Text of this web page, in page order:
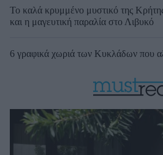
Το καλά κρυμμένο μυστικό της
και η μαγευτική παραλία στο Λιβυκό
6 γραφικά χωριά των Κυκλάδων που